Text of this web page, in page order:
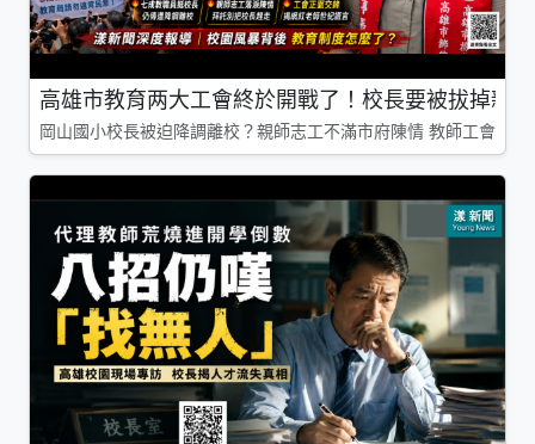
高雄市教育两大工會終於開戰了！校長要被拔掉親
岡山國小校長被迫降調離校？親師志工不滿市府陳情 教師工會槓